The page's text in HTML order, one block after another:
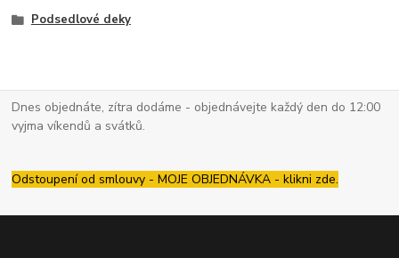
Podsedlové deky
Dnes objednáte, zítra dodáme - objednávejte každý den do 12:00
vyjma víkendů a svátků.
Odstoupení od smlouvy - MOJE OBJEDNÁVKA - klikni zde.